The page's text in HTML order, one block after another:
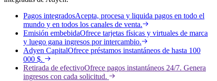
Pagos integradosAcepta, procesa y liquida pagos en todo el
mundo y en todos los canales de venta.
Emisión embebidaOfrece tarjetas físicas y virtuales de marca
y luego gana ingresos por intercambio.
Adyen CapitalOfrece préstamos instantáneos de hasta 100
000 $.
Retirada de efectivoOfrece pagos instantáneos 24/7. Genera
ingresos con cada solicitud.